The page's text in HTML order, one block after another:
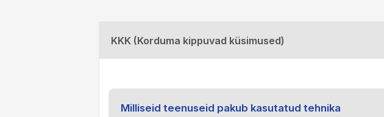
KKK (Korduma kippuvad küsimused)
Milliseid teenuseid pakub kasutatud tehnika